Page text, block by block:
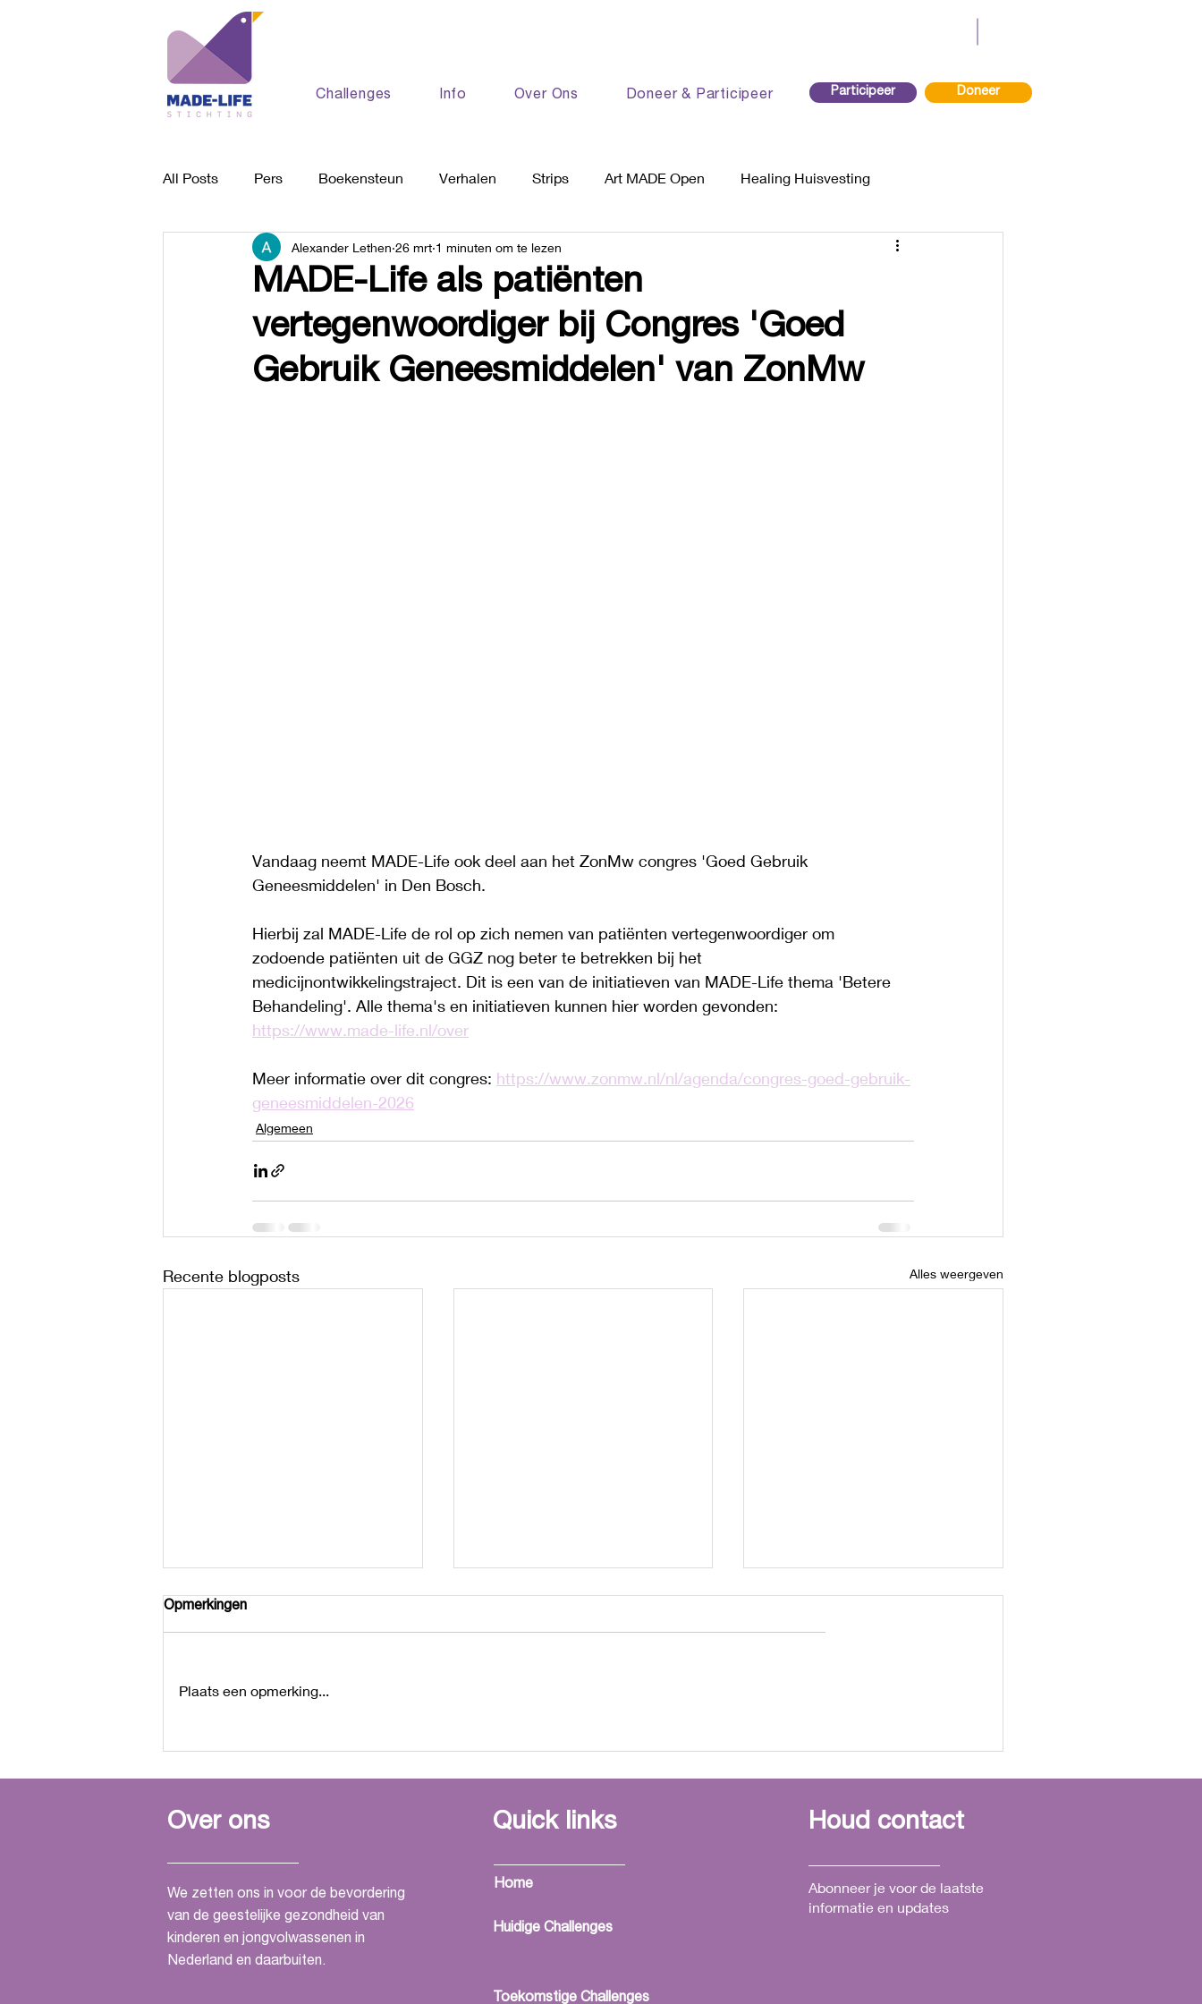
Challenges Info Over Ons Doneer & Participeer Participeer Doneer
All Posts Pers Boekensteun Verhalen Strips Art MADE Open Healing Huisvesting
Behandelplek Algemeen
MADE-Life als patiënten
vertegenwoordiger bij Congres 'Goed
Gebruik Geneesmiddelen' van ZonMw
Alexander Lethen 26 mrt 1 minuten om te lezen
Vandaag neemt MADE-Life ook deel aan het ZonMw congres 'Goed Gebruik
Geneesmiddelen' in Den Bosch.
Hierbij zal MADE-Life de rol op zich nemen van patiënten vertegenwoordiger om
zodoende patiënten uit de GGZ nog beter te betrekken bij het
medicijnontwikkelingstraject. Dit is een van de initiatieven van MADE-Life thema 'Betere
Behandeling'. Alle thema's en initiatieven kunnen hier worden gevonden:
https://www.made-life.nl/over
Meer informatie over dit congres: https://www.zonmw.nl/nl/agenda/congres-goed-gebruik-
geneesmiddelen-2026
Algemeen
Recente blogposts Alles weergeven
LAREB
Opmerkingen
Plaats een opmerking...
Over ons
We zetten ons in voor de bevordering
van de geestelijke gezondheid van
kinderen en jongvolwassenen in
Nederland en daarbuiten.
Quick links
Home
Huidige Challenges
Toekomstige Challenges
Houd contact
Abonneer je voor de laatste
informatie en updates